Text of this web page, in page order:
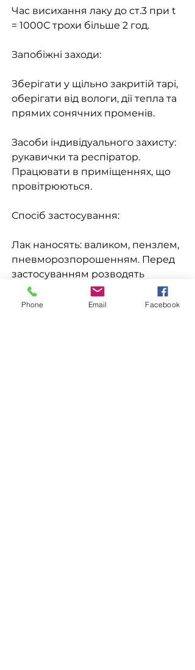
Час висихання лаку до ст.3 при t
= 1000С трохи більше 2 год.
Запобіжні заходи:
Зберігати у щільно закритій тарі,
оберігати від вологи, дії тепла та
прямих сонячних променів.
Засоби індивідуального захисту:
рукавички та респіратор.
Працювати в приміщеннях, що
провітрюються.
Спосіб застосування:
Лак наносять: валиком, пензлем,
пневморозпорошенням. Перед
застосуванням розводять
розчинником толуол, ксилол,
сольвент або суміш одного з цих
Phone Email Facebook